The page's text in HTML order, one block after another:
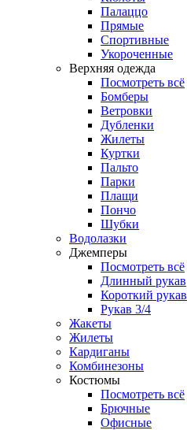
Палаццо
Прямые
Спортивные
Укороченные
Верхняя одежда
Посмотреть всё
Бомберы
Ветровки
Дубленки
Жилеты
Куртки
Пальто
Парки
Плащи
Пончо
Шубки
Водолазки
Джемперы
Посмотреть всё
Длинный рукав
Короткий рукав
Рукав 3/4
Жакеты
Жилеты
Кардиганы
Комбинезоны
Костюмы
Посмотреть всё
Брючные
Офисные